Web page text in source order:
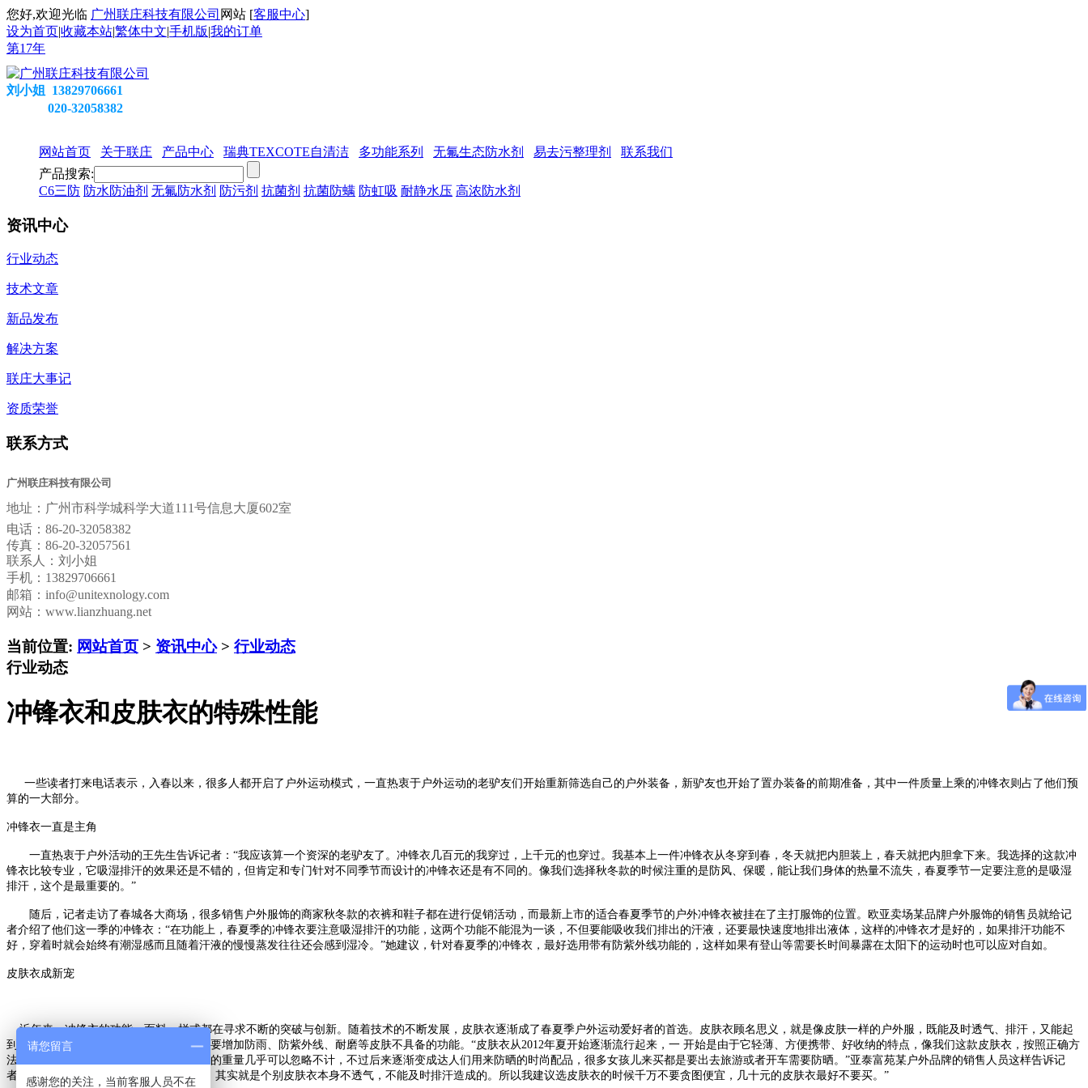
您好,欢迎光临 广州联庄科技有限公司 网站 [客服中心]
设为首页|收藏本站|繁体中文|手机版|我的订单
第17年
刘小姐 13829706661
020-32058382
网站首页 关于联庄 产品中心 瑞典TEXCOTE自清洁 多功能系列 无氟生态防水剂 易去污整理剂
联系我们
产品搜索:
C6三防 防水防油剂 无氟防水剂 防污剂 抗菌剂 抗菌防螨 防虹吸 耐静水压 高浓防水剂
资讯中心
行业动态
技术文章
新品发布
解决方案
联庄大事记
资质荣誉
联系方式
广州联庄科技有限公司
地址： 广州市科学城科学大道111号信息大厦602室
电话： 86-20-32058382
传真： 86-20-32057561
联系人：刘小姐
手机：13829706661
邮箱： info@unitexnology.com
网站：www.lianzhuang.net
当前位置: 网站首页 > 资讯中心> 行业动态
行业动态
冲锋衣和皮肤衣的特殊性能
一些读者打来电话表示，入春以来，很多人都开启了户外运动模式，一直热衷于户外运动的老驴友们开始重新筛选自己的户外装备，新驴友也开始了置办装备的前期准备，其中一件质量上乘的冲锋衣则占了他们预
算的一大部分。
冲锋衣一直是主角
一直热衷于户外活动的王先生告诉记者：“我应该算一个资深的老驴友了。冲锋衣几百元的我穿过，上千元的也穿过。我基本上一件冲锋衣从冬穿到春，冬天就把内胆装上，春天就把内胆拿下来。我选择的这款冲
锋衣比较专业，它吸湿排汗的效果还是不错的，但肯定和专门针对不同季节而设计的冲锋衣还是有不同的。像我们选择秋冬款的时候注重的是防风、保暖，能让我们身体的热量不流失，春夏季节一定要注意的是吸湿
排汗，这个是最重要的。”
随后，记者走访了春城各大商场，很多销售户外服饰的商家秋冬款的衣裤和鞋子都在进行促销活动，而最新上市的适合春夏季节的户外冲锋衣被挂在了主打服饰的位置。欧亚卖场某品牌户外服饰的销售员就给记
者介绍了他们这一季的冲锋衣：“在功能上，春夏季的冲锋衣要注意吸湿排汗的功能，这两个功能不能混为一谈，不但要能吸收我们排出的汗液，还要最快速度地排出液体，这样的冲锋衣才是好的，如果排汗功能不
好，穿着时就会始终有潮湿感而且随着汗液的慢慢蒸发往往还会感到湿冷。”她建议，针对春夏季的冲锋衣，最好选用带有防紫外线功能的，这样如果有登山等需要长时间暴露在太阳下的运动时也可以应对自如。
皮肤衣成新宠
近年来，冲锋衣的功能、面料、样式都在寻求不断的突破与创新。随着技术的不断发展，皮肤衣逐渐成了春夏季户外运动爱好者的首选。皮肤衣顾名思义，就是像皮肤一样的户外服，既能及时透气、排汗，又能起
到防御的功能，当然，既然叫衣服，它就要增加防雨、防紫外线、耐磨等皮肤不具备的功能。“皮肤衣从2012年夏开始逐渐流行起来，一 开始是由于它轻薄、方便携带、好收纳的特点，像我们这款皮肤衣，按照正确方
法叠起来可以轻便地揣进工装裤，而且它的重量几乎可以忽略不计，不过后来逐渐变成达人们用来防晒的时尚配品，很多女孩儿来买都是要出去旅游或者开车需要防晒。”亚泰富苑某户外品牌的销售人员这样告诉记
者，“也有人会对皮肤衣产生所谓的过敏，其实就是个别皮肤衣本身不透气，不能及时排汗造成的。所以我建议选皮肤衣的时候千万不要贪图便宜，几十元的皮肤衣最好不要买。”
请您留言
感谢您的关注，当前客服人员不在